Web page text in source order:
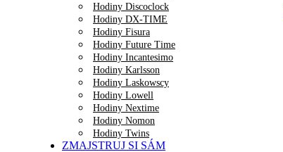
Hodiny Discoclock
Hodiny DX-TIME
Hodiny Fisura
Hodiny Future Time
Hodiny Incantesimo
Hodiny Karlsson
Hodiny Laskowscy
Hodiny Lowell
Hodiny Nextime
Hodiny Nomon
Hodiny Twins
ZMAJSTRUJ SI SÁM